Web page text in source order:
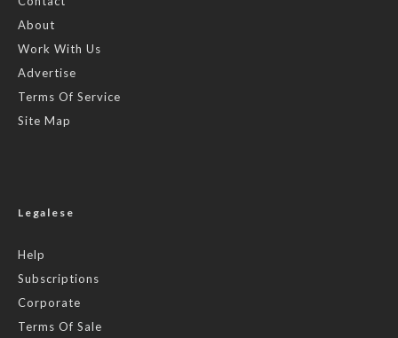
About
Work With Us
Advertise
Terms Of Service
Site Map
Legalese
Help
Subscriptions
Corporate
Terms Of Sale